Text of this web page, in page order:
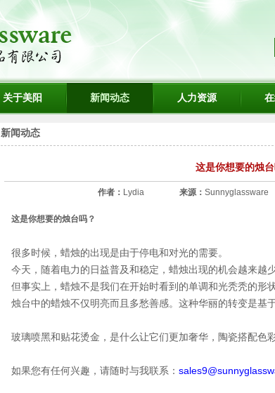
关于美阳 新闻动态 人力资源
新闻动态
这是你想要的烛台
作者： Lydia 来源： Sunnyglassware
这是你想要的烛台吗？
很多时候，蜡烛的出现是由于停电和对光的需要。
今天，随着电力的日益普及和稳定，蜡烛出现的机会越来越少
但事实上，蜡烛不是我们在开始时看到的单调和光秃秃的形状
烛台中的蜡烛不仅明亮而且多愁善感。这种华丽的转变是基
玻璃喷黑和贴花烫金，是什么让它们更加奢华，陶瓷搭配色
如果您有任何兴趣，请随时与我联系：